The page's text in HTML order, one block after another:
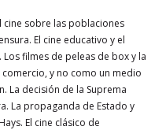
sobre las poblaciones
El cine educativo y el
filmes de peleas de box y la
y no como un medio
La decisión de la Suprema
La propaganda de Estado y
El cine clásico de